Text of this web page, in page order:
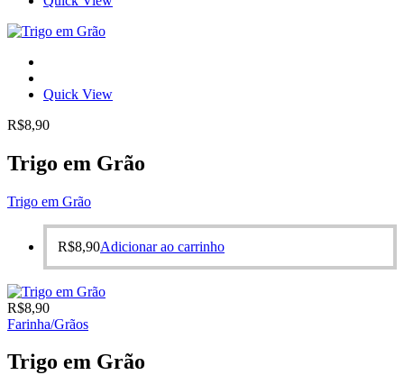
Quick View
R$8,90
Trigo em Grão
Trigo em Grão
R$8,90Adicionar ao carrinho
R$8,90
Farinha/Grãos
Trigo em Grão